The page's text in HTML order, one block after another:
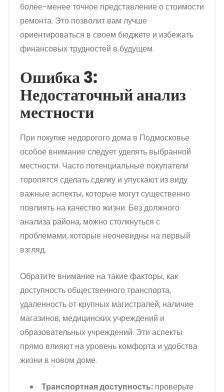
более-менее точное представление о стоимости
ремонта. Это позволит вам лучше
ориентироваться в своем бюджете и избежать
финансовых трудностей в будущем.
Ошибка 3:
Недостаточный анализ
местности
При покупке недорогого дома в Подмосковье
особое внимание следует уделять выбранной
местности. Часто потенциальные покупатели
торопятся сделать сделку и упускают из виду
важные аспекты, которые могут существенно
повлиять на качество жизни. Без должного
анализа района, можно столкнуться с
проблемами, которые неочевидны на первый
взгляд.
Обратите внимание на такие факторы, как
доступность общественного транспорта,
удаленность от крупных магистралей, наличие
магазинов, медицинских учреждений и
образовательных учреждений. Эти аспекты
прямо влияют на уровень комфорта и удобства
жизни в новом доме.
Транспортная доступность: проверьте